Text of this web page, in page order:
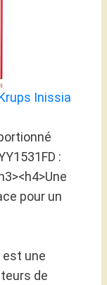
Inissia
:
pour un
une
de